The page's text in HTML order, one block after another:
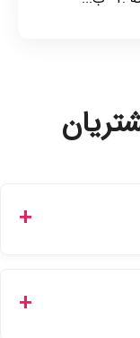
را مشاهده کنید.